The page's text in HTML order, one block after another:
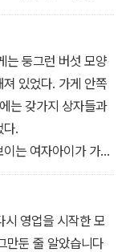
서 조금 으스스한 분
마음이 끌렸다.
는 둥그런 버섯 모양
있었다. 가게 안쪽
는 갖가지 상자들과
다.
는 여자아이가 가게
얼굴을 반쯤 가리고
부는 하얗다 못해 투
붉다. 검은색 원피
시 영업을 시작한 모
만둔 줄 알았습니다